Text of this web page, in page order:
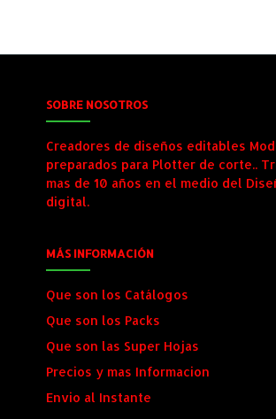
SOBRE NOSOTROS
Creadores de diseños editables
preparados para Plotter de corte..
mas de 10 años en el medio del
digital.
MÁS INFORMACIÓN
Que son los Catálogos
Que son los Packs
Que son las Super Hojas
Precios y mas Informacion
Envio al Instante